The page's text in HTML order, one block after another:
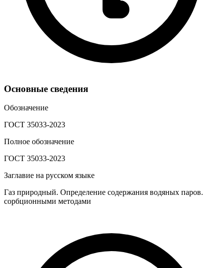
Основные сведения
Обозначение
ГОСТ 35033-2023
Полное обозначение
ГОСТ 35033-2023
Заглавие на русском языке
Газ природный. Определение содержания водяных паров.
сорбционными методами